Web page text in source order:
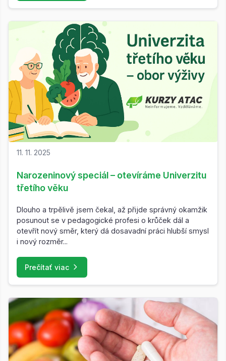
11. 11. 2025
Narozeninový speciál – otevíráme Univerzitu
třetího věku
Dlouho a trpělivě jsem čekal, až přijde správný okamžik
posunout se v pedagogické profesi o krůček dál a
otevřít nový směr, který dá dosavadní práci hlubší smysl
i nový rozměr...
Prečítať viac